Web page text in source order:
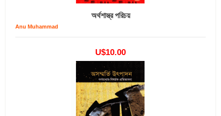
অর্থশাস্ত্র পরিচয়
Anu Muhammad
U$10.00